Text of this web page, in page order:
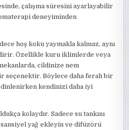
çalışma süresini ayarlayabilir
deneyiminden
hoş koku yaymakla kalmaz, aynı
Özellikle kuru iklimlerde veya
cildinize nem
seçenektir. Böylece daha ferah bir
dinlenirken kendinizi daha iyi
kolaydır. Sadece su tankını
yağ ekleyin ve difüzörü